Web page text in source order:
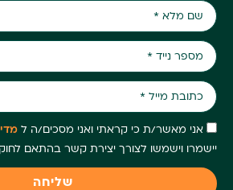
אני מאשר/ת כי קראתי ואני מסכים/ה ל
יישמרו וישמשו לצורך יצירת קשר בהתאם
שליחה